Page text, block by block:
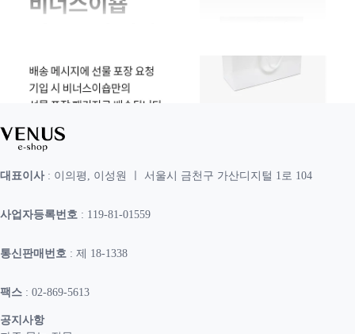
대표이사: 이의평, 이성원 ㅣ 서울시 금천구 가산디지털 1로 104
사업자등록번호 : 119-81-01559
통신판매번호 : 제 18-1338
팩스 : 02-869-5613
공지사항